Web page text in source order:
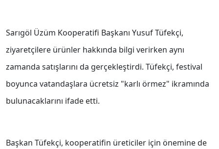
Sarıgöl Üzüm Kooperatifi Başkanı Yusuf Tüfekçi,
ziyaretçilere ürünler hakkında bilgi verirken aynı
zamanda satışlarını da gerçekleştirdi. Tüfekçi, festival
boyunca vatandaşlara ücretsiz "karlı örmez" ikramında
bulunacaklarını ifade etti.
Başkan Tüfekçi, kooperatifin üreticiler için önemine de